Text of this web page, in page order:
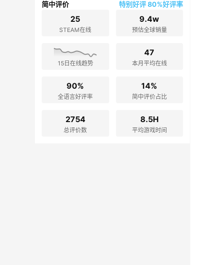
简中评价
特别好评 80%好评率
25
STEAM在线
9.4w
预估全球销量
15日在线趋势
47
本月平均在线
90%
全语言好评率
14%
简中评价占比
2754
总评价数
8.5H
平均游戏时间